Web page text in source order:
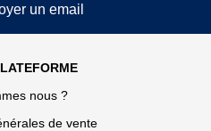
un email
nous ?
de vente